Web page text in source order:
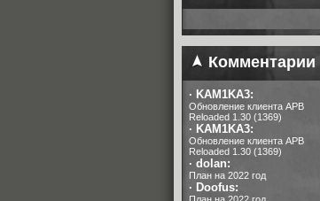
Комментарии
· KAM1KA3:
Обновление клиента APB
Reloaded 1.30 (1369)
· KAM1KA3:
Обновление клиента APB
Reloaded 1.30 (1369)
· dolan:
План на 2022 год
· Doofus: